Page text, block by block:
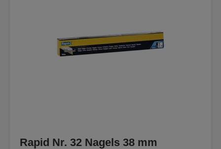
Rapid Nr. 32 Nagels 38 mm